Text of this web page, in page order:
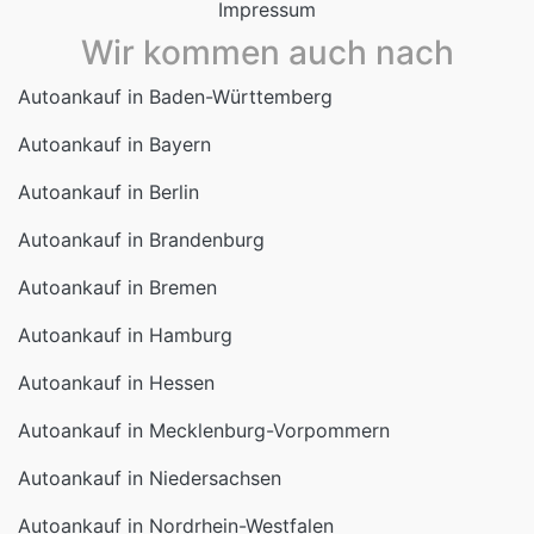
Impressum
Wir kommen auch nach
Autoankauf in Baden-Württemberg
Autoankauf in Bayern
Autoankauf in Berlin
Autoankauf in Brandenburg
Autoankauf in Bremen
Autoankauf in Hamburg
Autoankauf in Hessen
Autoankauf in Mecklenburg-Vorpommern
Autoankauf in Niedersachsen
Autoankauf in Nordrhein-Westfalen